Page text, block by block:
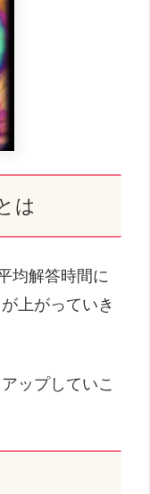
は
均解答時間に
上がっていき
ップしていこ